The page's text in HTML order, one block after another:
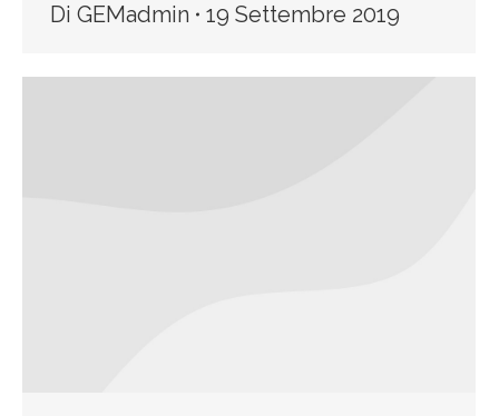
Di GEMadmin 19 Settembre 2019